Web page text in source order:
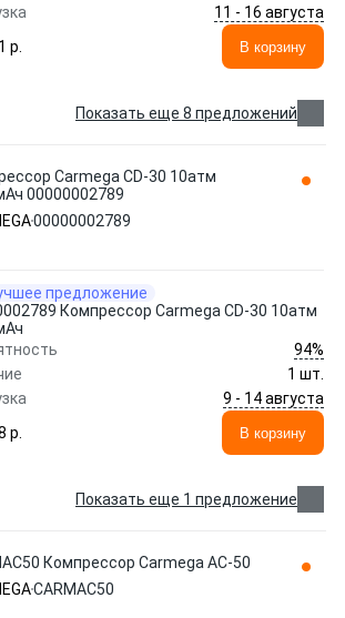
11 - 16 августа
p.
В корзину
Показать еще 8 предложений
Carmega CD-30 10атм
00000002789
00000002789
предложение
Компрессор Carmega CD-30 10атм
94%
1 шт.
9 - 14 августа
p.
В корзину
Показать еще 1 предложение
Компрессор Carmega AC-50
CARMAC50